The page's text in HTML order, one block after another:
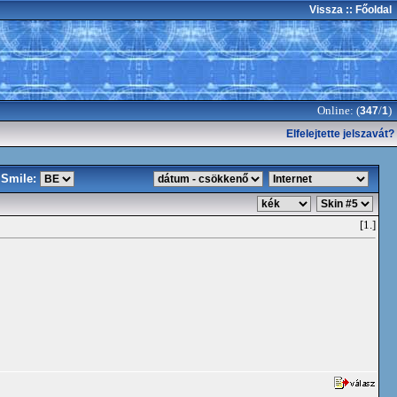
Vissza :: Főoldal
Online: (347/1)
Elfelejtette jelszavát?
Smile:
[1.]